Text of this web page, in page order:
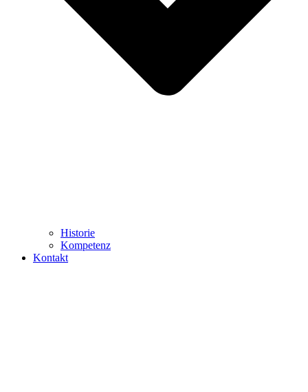
Historie
Kompetenz
Kontakt